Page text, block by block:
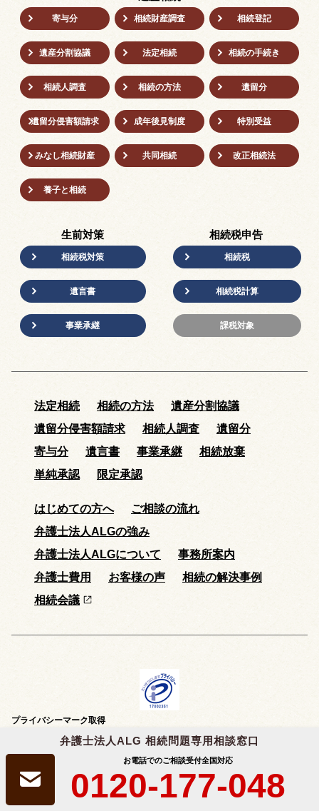
弁護士法人ALG 相続問題専用相談窓口
お電話でのご相談受付全国対応
0120-177-048
寄与分 相続財産調査 相続登記
遺産分割協議 法定相続 相続の⼿続き
相続人調査 相続の方法 遺留分
遺留分侵害額請求 成年後⾒制度 特別受益
みなし相続財産 共同相続 改正相続法
養子と相続
生前対策
相続税対策
遺言書
事業承継
相続税申告
相続税
相続税計算
課税対象
法定相続 相続の方法
遺産分割協議
遺留分侵害額請求
相続人調査
遺留分
寄与分
遺言書 事業承継
相続放棄
単純承認
限定承認
はじめての方へ
ご相談の流れ
弁護士法人ALGの強み
弁護士法人ALGについて
事務所案内
弁護士費用
お客様の声
相続の解決事例
相続会議
プライバシーマーク取得
「プライバシーマーク」を取得しています。